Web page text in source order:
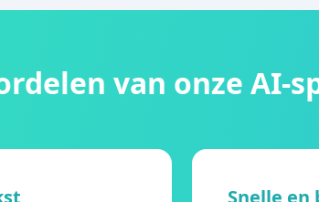
van onze AI-
Snelle